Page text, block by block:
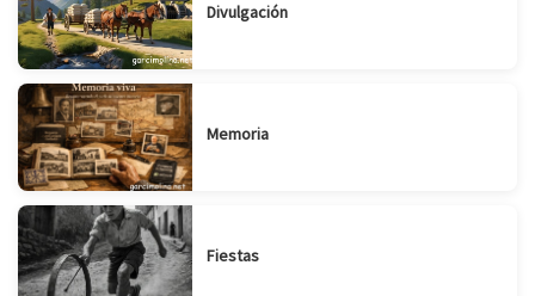
Divulgación
Memoria
Fiestas